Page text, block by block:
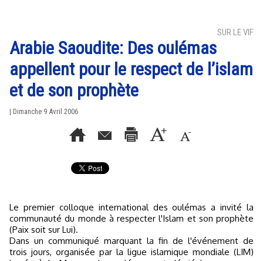
SUR LE VIF
Arabie Saoudite: Des oulémas
appellent pour le respect de l’islam
et de son prophète
| Dimanche 9 Avril 2006
Le premier colloque international des oulémas a invité la
communauté du monde à respecter l'Islam et son prophète
(Paix soit sur Lui).
Dans un communiqué marquant la fin de l'événement de
trois jours, organisée par la ligue islamique mondiale (LIM)